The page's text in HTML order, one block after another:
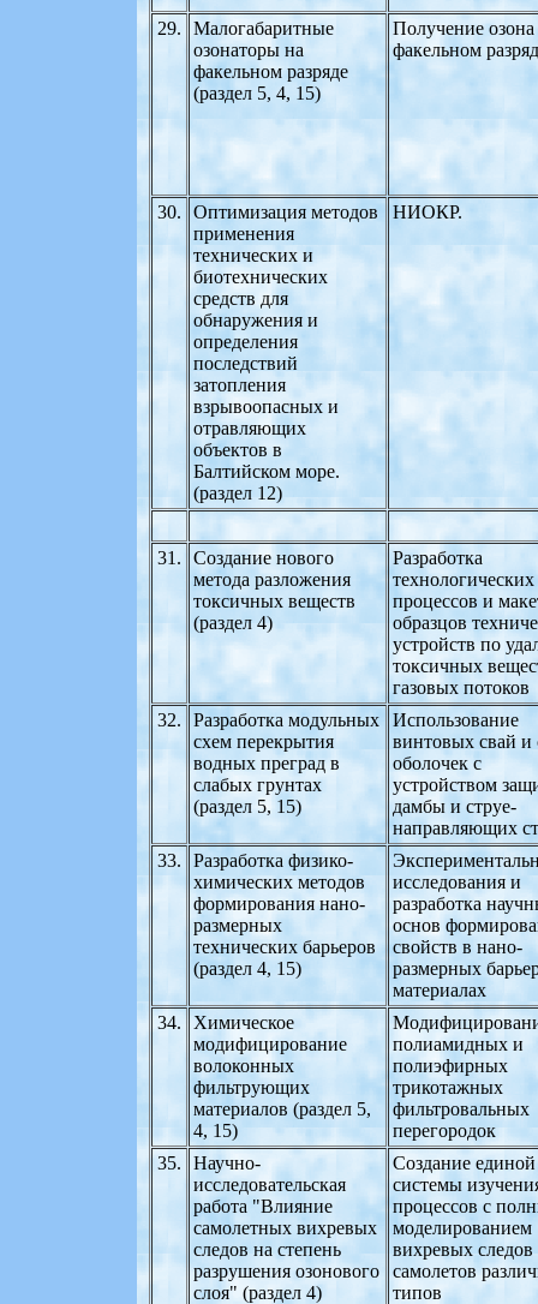
29.
Малогабаритные
озонаторы на
факельном разряде
(раздел 5, 4, 15)
Получение озона
факельном
30.
Оптимизация методов
применения
технических и
биотехнических
средств для
обнаружения и
определения
последствий
затопления
взрывоопасных и
отравляющих
объектов в
Балтийском море.
(раздел 12)
НИОКР.
31.
Создание нового
метода разложения
токсичных веществ
(раздел 4)
Разработка
технологических
процессов и
образцов
устройств по
токсичных
газовых потоков
32.
Разработка модульных
схем перекрытия
водных преград в
слабых грунтах
(раздел 5, 15)
Использование
винтовых свай и
оболочек с
устройством
дамбы и струе-
направляющих
33.
Разработка физико-
химических методов
формирования нано-
размерных
технических барьеров
(раздел 4, 15)
исследования и
разработка
основ
свойств в нано-
размерных
материалах
34.
Химическое
модифицирование
волоконных
фильтрующих
материалов (раздел 5,
4, 15)
полиамидных и
полиэфирных
трикотажных
фильтровальных
перегородок
35.
Научно-
исследовательская
работа "Влияние
самолетных вихревых
следов на степень
разрушения озонового
слоя" (раздел 4)
Создание единой
системы
процессов с
моделированием
вихревых следов
самолетов
типов